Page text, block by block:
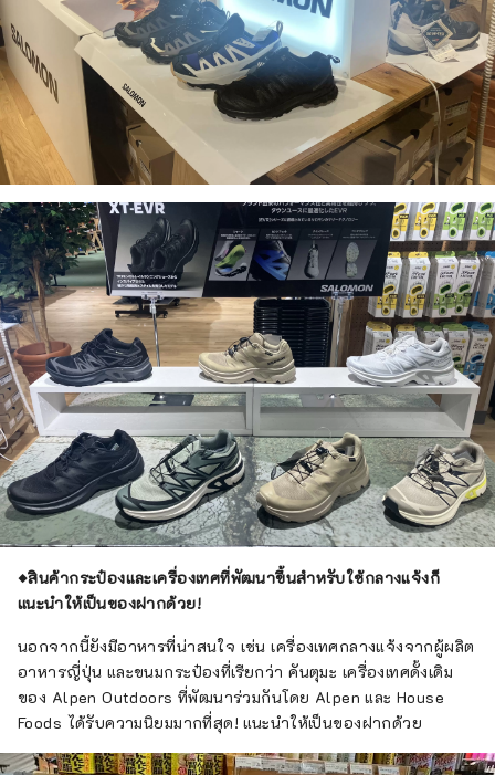
◆สินค้ากระป๋องและเครื่องเทศที่พัฒนาขึ้นสำหรับใช้กลางแจ้งก็
แนะนำให้เป็นของฝากด้วย!
นอกจากนี้ยังมีอาหารที่น่าสนใจ เช่น เครื่องเทศกลางแจ้งจากผู้ผลิต
อาหารญี่ปุ่น และขนมกระป๋องที่เรียกว่า คันตุมะ เครื่องเทศดั้งเดิม
ของ Alpen Outdoors ที่พัฒนาร่วมกันโดย Alpen และ House
Foods ได้รับความนิยมมากที่สุด! แนะนำให้เป็นของฝากด้วย